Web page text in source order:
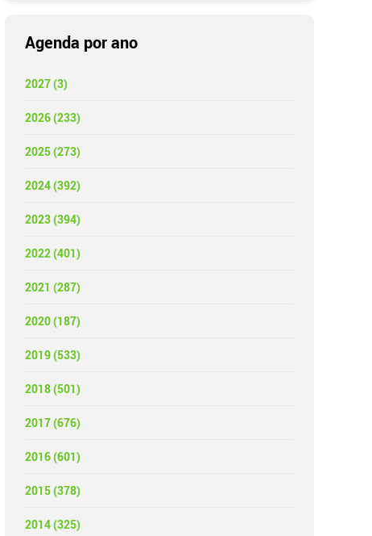
Agenda por ano
2027 (3)
2026 (233)
2025 (273)
2024 (392)
2023 (394)
2022 (401)
2021 (287)
2020 (187)
2019 (533)
2018 (501)
2017 (676)
2016 (601)
2015 (378)
2014 (325)